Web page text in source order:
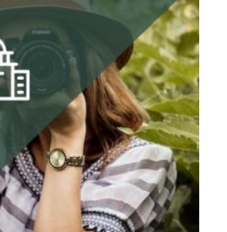
coulant caramel
rouges
dans la cave à vin de votre cabane